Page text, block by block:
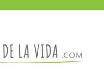
la
vida